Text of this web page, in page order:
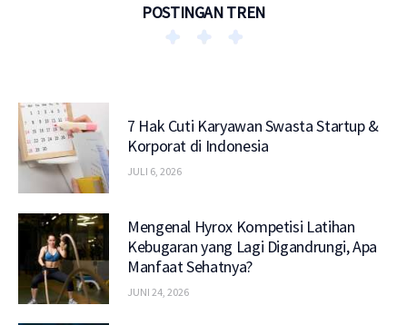
POSTINGAN TREN
7 Hak Cuti Karyawan Swasta Startup &
Korporat di Indonesia
JULI 6, 2026
Mengenal Hyrox Kompetisi Latihan
Kebugaran yang Lagi Digandrungi, Apa
Manfaat Sehatnya?
JUNI 24, 2026